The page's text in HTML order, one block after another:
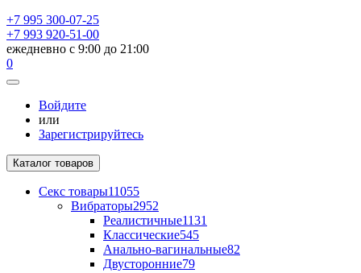
+7 995 300-07-25
+7 993 920-51-00
ежедневно с 9:00 до 21:00
0
Войдите
или
Зарегистрируйтесь
Каталог товаров
Секс товары11055
Вибраторы2952
Реалистичные1131
Классические545
Анально-вагинальные82
Двусторонние79